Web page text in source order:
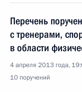
Перечень
с тренерами,
в области
4 апреля 2013 года,
10 поручений